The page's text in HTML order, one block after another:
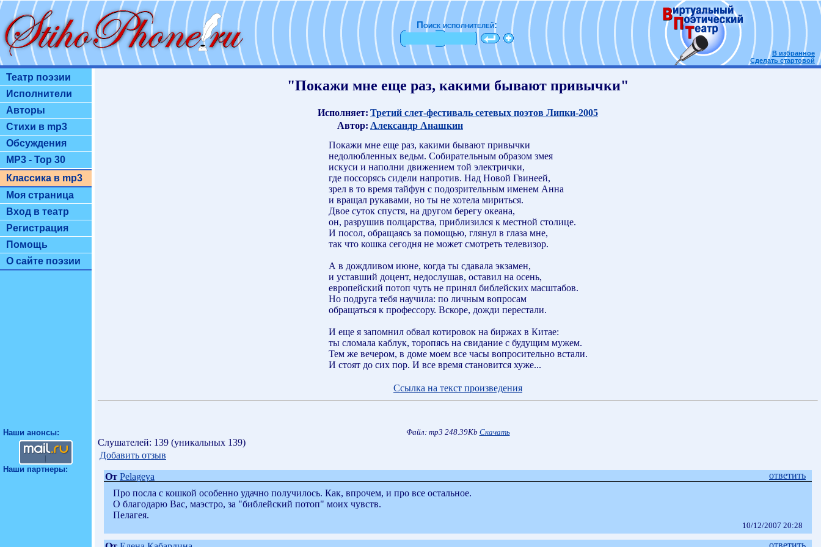
Поиск исполнителей:
В избранное
Сделать стартовой
Театр поэзии
Исполнители
Авторы
Стихи в mp3
Обсуждения
MP3 - Top 30
Классика в mp3
Моя страница
Вход в театр
Регистрация
Помощь
О сайте поэзии
Наши анонсы:
Наши партнеры:
"Покажи мне еще раз, какими бывают привычки"
Исполняет: Третий слет-фестиваль сетевых поэтов Липки-2005
Автор: Александр Анашкин
Покажи мне еще раз, какими бывают привычки
недолюбленных ведьм. Собирательным образом змея
искуси и наполни движением той электрички,
где поссорясь сидели напротив. Над Новой Гвинеей,
зрел в то время тайфун с подозрительным именем Анна
и вращал рукавами, но ты не хотела мириться.
Двое суток спустя, на другом берегу океана,
он, разрушив полцарства, приблизился к местной столице.
И посол, обращаясь за помощью, глянул в глаза мне,
так что кошка сегодня не может смотреть телевизор.
А в дождливом июне, когда ты сдавала экзамен,
и уставший доцент, недослушав, оставил на осень,
европейский потоп чуть не принял библейских масштабов.
Но подруга тебя научила: по личным вопросам
обращаться к профессору. Вскоре, дожди перестали.
И еще я запомнил обвал котировок на биржах в Китае:
ты сломала каблук, торопясь на свидание с будущим мужем.
Тем же вечером, в доме моем все часы вопросительно встали.
И стоят до сих пор. И все время становится хуже...
Ссылка на текст произведения
Файл: mp3 248.39Kb Скачать
Слушателей: 139 (уникальных 139)
Добавить отзыв
От Pelageya
ответить
Про посла с кошкой особенно удачно получилось. Как, впрочем, и про все остальное.
О благодарю Вас, маэстро, за "библейский потоп" моих чувств.
Пелагея.
10/12/2007 20:28
ответить